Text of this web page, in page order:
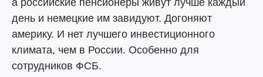
а российские пенсионеры живут лучше каждый
день и немецкие им завидуют. Догоняют
америку. И нет лучшего инвестиционного
климата, чем в России. Особенно для
сотрудников ФСБ.